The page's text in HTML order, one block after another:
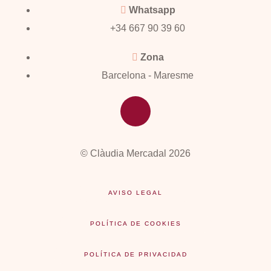
Whatsapp
+34 667 90 39 60
Zona
Barcelona - Maresme
© Clàudia Mercadal 2026
AVISO LEGAL
POLÍTICA DE COOKIES
POLÍTICA DE PRIVACIDAD